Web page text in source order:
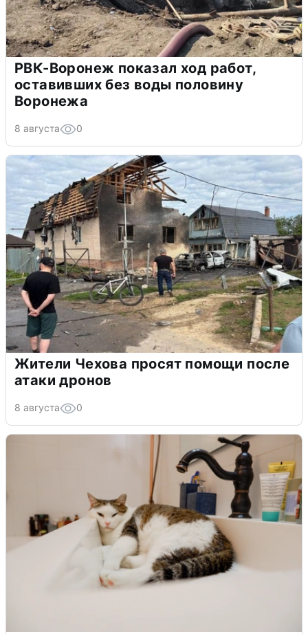
РВК-Воронеж показал ход работ,
оставивших без воды половину
Воронежа
8 августа 0
Жители Чехова просят помощи после
атаки дронов
8 августа 0